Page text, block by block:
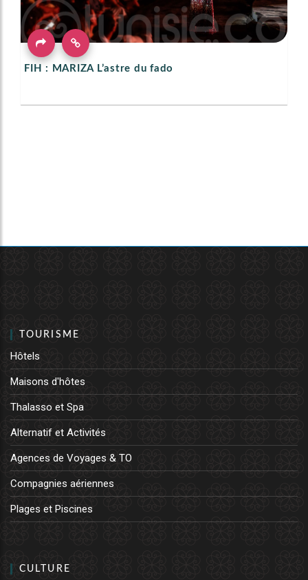
FIH : MARIZA L’astre du fado
TOURISME
Hôtels
Maisons d'hôtes
Thalasso et Spa
Alternatif et Activités
Agences de Voyages & TO
Compagnies aériennes
Plages et Piscines
CULTURE